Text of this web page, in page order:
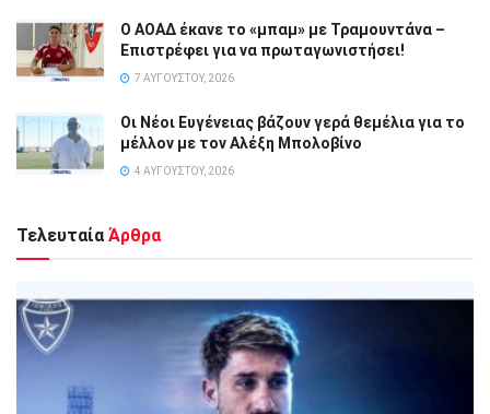
Ο ΑΟΑΔ έκανε το «μπαμ» με Τραμουντάνα –
Επιστρέφει για να πρωταγωνιστήσει!
7 ΑΥΓΟΎΣΤΟΥ, 2026
Οι Νέοι Ευγένειας βάζουν γερά θεμέλια για το
μέλλον με τον Αλέξη Μπολοβίνο
4 ΑΥΓΟΎΣΤΟΥ, 2026
Τελευταία Άρθρα